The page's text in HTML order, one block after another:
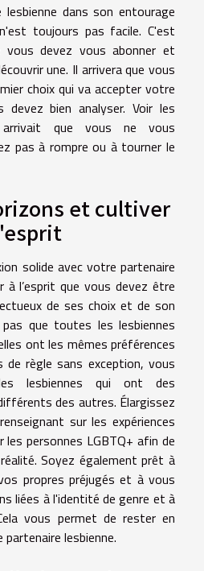
lesbienne dans son entourage
toujours pas facile. C'est
devez vous abonner et
une. Il arrivera que vous
choix qui va accepter votre
devez bien analyser. Voir les
arrivait que vous ne vous
pas à rompre ou à tourner le
et cultiver
solide avec votre partenaire
à l’esprit que vous devez être
de ses choix et de son
que toutes les lesbiennes
ont les mêmes préférences
règle sans exception, vous
lesbiennes qui ont des
des autres. Élargissez
sur les expériences
personnes LGBTQ+ afin de
Soyez également prêt à
propres préjugés et à vous
liées à l'identité de genre et à
vous permet de rester en
lesbienne.